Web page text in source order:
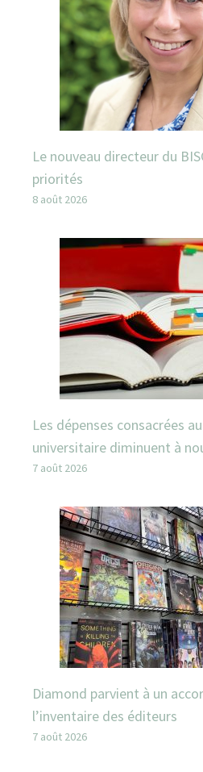
Le nouveau directeur du
priorités
8 août 2026
Les dépenses consacrées
universitaire diminuent à
7 août 2026
Diamond parvient à un
l’inventaire des éditeurs
7 août 2026